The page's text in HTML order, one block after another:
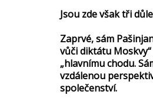
Jsou zde však tři
Zaprvé, sám
vůči diktátu
„hlavnímu chodu.
vzdálenou
společenství.